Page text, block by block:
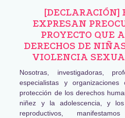
[DECLARACIÓN]
EXPRESAN
PROYECTO QUE
DERECHOS DE
VIOLENCIA
Nosotras, investigadoras,
especialistas y organizaciones
protección de los derechos
niñez y la adolescencia, y
reproductivos,